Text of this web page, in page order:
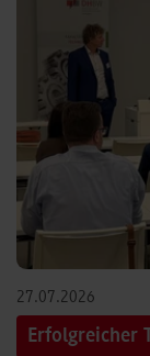
27.07.2026
Erfolgreicher